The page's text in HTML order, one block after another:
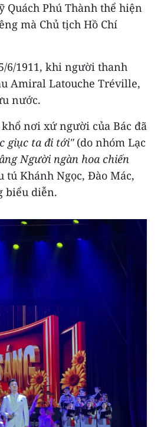
Quách Phú Thành thể hiện
mà Chủ tịch Hồ Chí
6/1911, khi người thanh
Amiral Latouche Tréville,
nước.
nơi xứ người của Bác đã
giục ta đi tới"(do nhóm Lạc
Người ngàn hoa chiến
Khánh Ngọc, Đào Mác,
biểu diễn.